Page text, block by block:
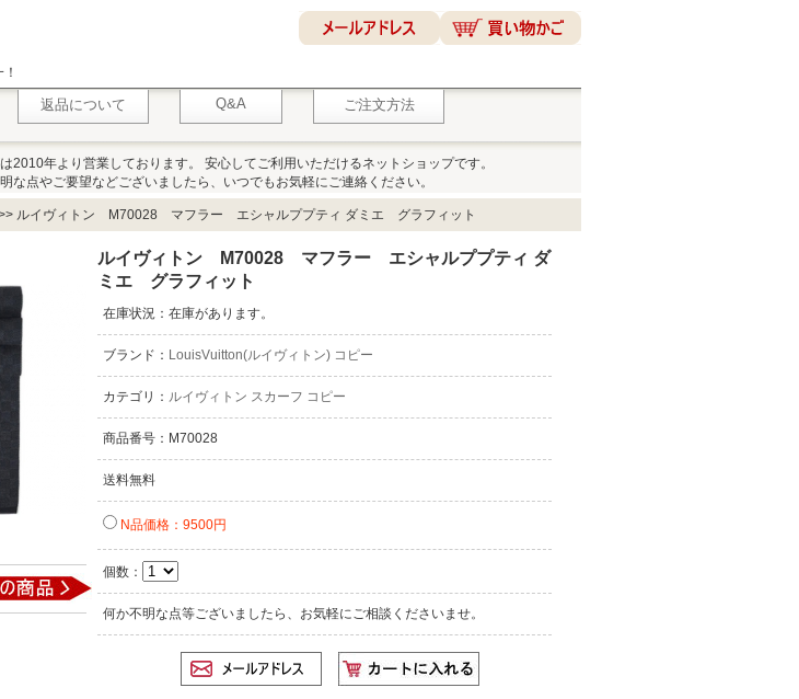
返品について Q&A ご注文方法
2010年より営業しております。 安心してご利用いただけるネットショップです。
な点やご要望などございましたら、いつでもお気軽にご連絡ください。
ルイヴィトン M70028 マフラー エシャルププティ ダミエ グラフィット
ルイヴィトン M70028 マフラー エシャルププティ ダ
ミエ グラフィット
在庫状況：在庫があります。
ブランド： LouisVuitton(ルイヴィトン) コピー
カテゴリ： ルイヴィトン スカーフ コピー
商品番号：M70028
送料無料
N品価格：9500円
個数：
何か不明な点等ございましたら、お気軽にご相談くださいませ。